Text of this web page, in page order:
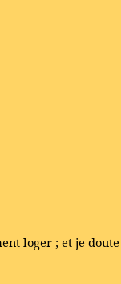
loger ; et je